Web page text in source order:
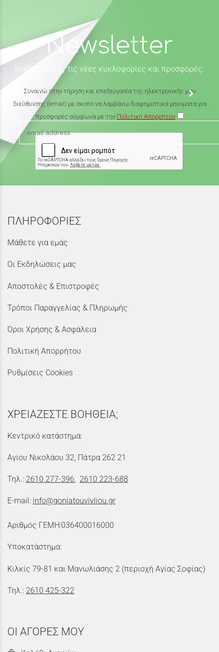
Newsletter
Μάθε πρώτος τις νέες κυκλοφορίες και προσφορές.
Συναινώ στην τήρηση και επεξεργασία της ηλεκτρονικής μου
διεύθυνσης (email) με σκοπό να λαμβάνω διαφημιστικά μηνύματα για
προσφορές σύμφωνα με την Πολιτική Απορρήτου
ΠΛΗΡΟΦΟΡΙΕΣ
Μάθετε για εμάς
Οι Εκδηλώσεις μας
Αποστολές & Επιστροφές
Τρόποι Παραγγελίας & Πληρωμής
Όροι Χρήσης & Ασφάλεια
Πολιτική Απορρήτου
Ρυθμίσεις Cookies
ΧΡΕΙΑΖΕΣΤΕ ΒΟΗΘΕΙΑ;
Κεντρικό κατάστημα:
Αγίου Νικολάου 32, Πάτρα 262 21
Τηλ.: 2610 277-396, 2610 223-688
E-mail: info@goniatouvivliou.gr
Αριθμός ΓΕΜΗ:036400016000
Υποκατάστημα:
Κιλκίς 79-81 και Μανωλιάσης 2 (περιοχή Αγίας Σοφίας)
Τηλ.: 2610 425-322
ΟΙ ΑΓΟΡΕΣ ΜΟΥ